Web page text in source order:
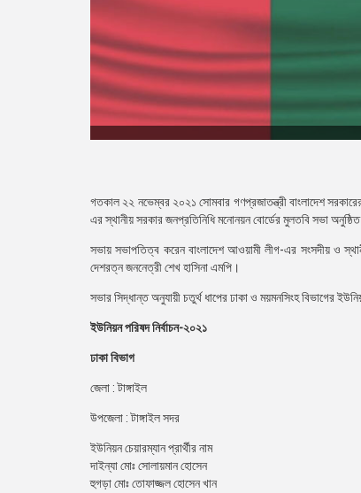
গতকাল ২২ নভেম্বর ২০২১ সোমবার গণপ্রজাতন্ত্রী বাংলাদেশ
এর স্থানীয় সরকার জনপ্রতিনিধি মনোনয়ন বোর্ডের মুলতবি সভা
সভায় সভাপতিত্ব করেন বাংলাদেশ আওয়ামী লীগ-এর সংসদীয় ও
দেশরত্ন জননেত্রী শেখ হাসিনা এমপি।
সভার সিদ্ধান্ত অনুযায়ী চতুর্থ ধাপের ঢাকা ও ময়মনসিংহ বিভাগের
ইউনিয়ন পরিষদ নির্বাচন-২০২১
ঢাকা বিভাগ
জেলা : টাঙ্গাইল
উপজেলা : টাঙ্গাইল সদর
ইউনিয়ন চেয়ারম্যান প্রার্থীর নাম
দাইন্যা মোঃ সোলায়মান হোসেন
হুগড়া মোঃ তোফাজ্জল হোসেন খান